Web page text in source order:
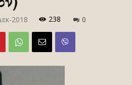
2018 238 0